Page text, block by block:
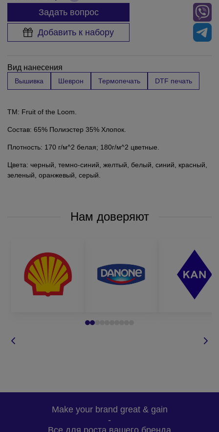
Задать вопрос
Добавить к набору
Вид нанесения
Вышивка Шеврон Термопечать DTF печать
TM: Fruit of the Loom.
Состав: 65% Полиэстер 35% Хлопок.
Плотность: 170 г/м^2 белая; 180г/м^2 цветные.
Цвета: черный, темно-синий, желтый, белый, синий, красный,
зеленый, оранжевый, серый.
Нам доверяют
Make your brand great & gain
-